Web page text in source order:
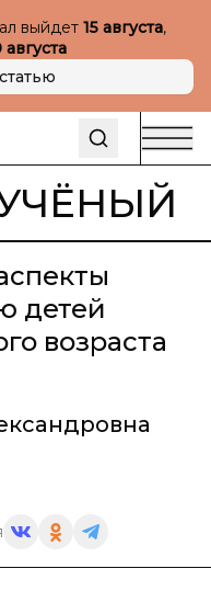
выйдет 15 августа,
августа
детей
возраста